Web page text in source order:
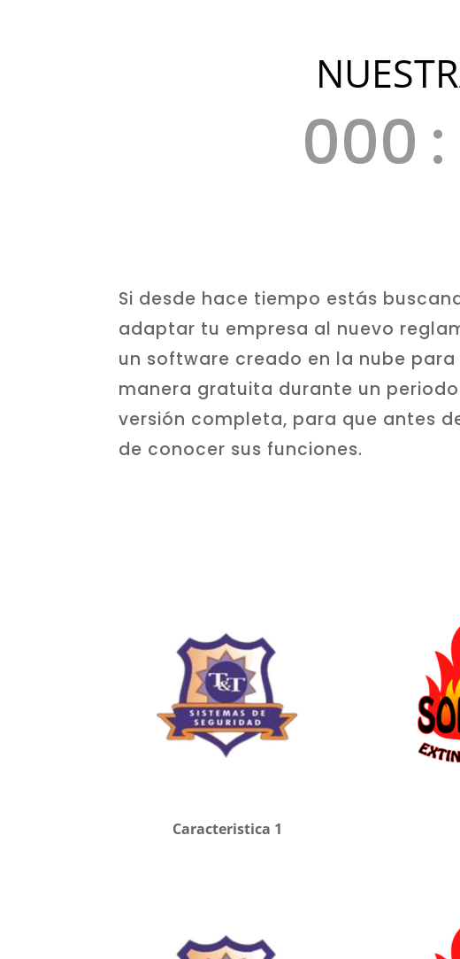
000 :
Si desde hace tiempo estás
adaptar tu empresa al nuevo
un software creado en la nube
manera gratuita durante un
versión completa, para que antes
de conocer sus funciones.
Caracteristica 1